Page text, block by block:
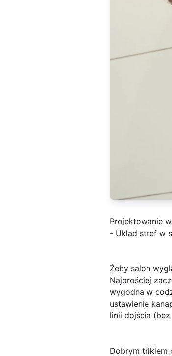
Projektowanie
- Układ stref w
Żeby salon
Najprościej
wygodna w
ustawienie
linii dojścia
Dobrym trikiem